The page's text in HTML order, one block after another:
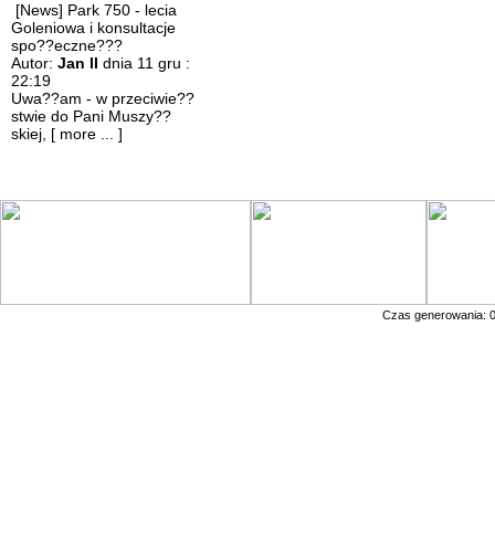
[News] Park 750 - lecia
Goleniowa i konsultacje
spo??eczne???
Autor: Jan II dnia 11 gru :
22:19
Uwa??am - w przeciwie??
stwie do Pani Muszy??
skiej, [ more ... ]
Czas generowania: